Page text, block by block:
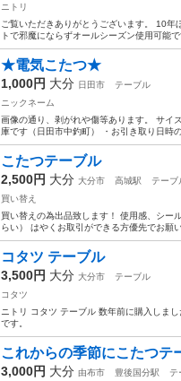
ニトリ
ご覧いただきありがとうございます。 10
トで邪魔にならずオールシーズン使用可能
★電気こたつ★
1,000円 大分 日田市
テーブル
ニックネーム
画像の通り、剥がれや傷等あります。 サ
庫です（日田市中釣町） ・お引き取り日時
こたつテーブル
2,500円 大分 大分市 高城駅
テーブ
買い替え
買い替えの為出品致します！ 使用感、シー
らい） はやくお取引ができる方優先でお願
コタツ テーブル
3,500円 大分 大分市
テーブル
コタツ
ニトリ コタツ テーブル 数年前に購入しま
です。
これからの季節にこたつテ
3,000円 大分 由布市 豊後国分駅 テ